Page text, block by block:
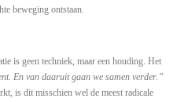
beweging ontstaan.
is geen techniek, maar een houding. Het
En van daaruit gaan we samen verder.”
is dit misschien wel de meest radicale